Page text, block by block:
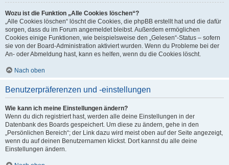
Wozu ist die Funktion „Alle Cookies löschen“?
„Alle Cookies löschen“ löscht die Cookies, die phpBB erstellt hat und die dafür
sorgen, dass du im Forum angemeldet bleibst. Außerdem ermöglichen
Cookies einige Funktionen, wie beispielsweise den „Gelesen“-Status – sofern
sie von der Board-Administration aktiviert wurden. Wenn du Probleme bei der
An- oder Abmeldung hast, kann es helfen, wenn du die Cookies löscht.
Nach oben
Benutzerpräferenzen und -einstellungen
Wie kann ich meine Einstellungen ändern?
Wenn du dich registriert hast, werden alle deine Einstellungen in der
Datenbank des Boards gespeichert. Um diese zu ändern, gehe in den
„Persönlichen Bereich“; der Link dazu wird meist oben auf der Seite angezeigt,
wenn du auf deinen Benutzernamen klickst. Dort kannst du alle deine
Einstellungen ändern.